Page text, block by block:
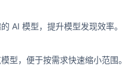
AI 模型，提升模型发现效率。
型，便于按需求快速缩小范围。